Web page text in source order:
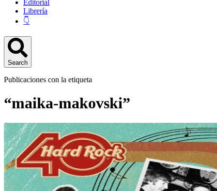
Editorial
Librería
👇
Search
Publicaciones con la etiqueta
“maika-makovski”